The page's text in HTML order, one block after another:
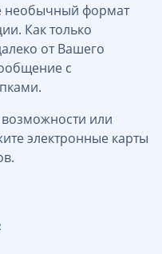
необычный формат
Как только
от Вашего
с
или
электронные карты